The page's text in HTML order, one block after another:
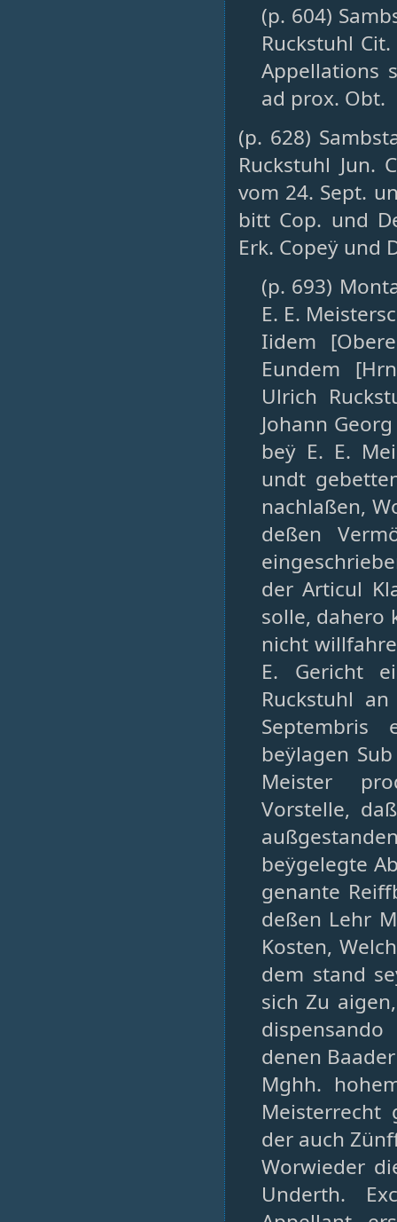
(p. 604)
Ruckstuhl
Appellations
ad prox. Obt.
(p. 628)
Ruckstuhl Jun.
vom 24. Sept.
bitt Cop. und
Erk. Copeÿ und
(p. 693)
E. E.
Iidem
Eundem
Ulrich
Johann
beÿ E. E.
undt
nachlaßen,
deßen
der Articul
solle, dahero
nicht
E. Gericht
Ruckstuhl
beÿlagen
Meister
Vorstelle,
beÿgelegte
genante
deßen Lehr
Kosten,
dem stand
sich Zu
denen
Mghh.
Meisterrecht
der auch
Worwieder
Underth.